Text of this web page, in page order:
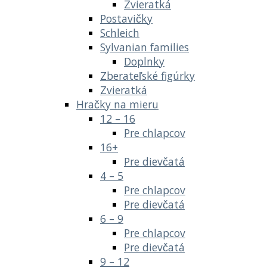
Zvieratká
Postavičky
Schleich
Sylvanian families
Doplnky
Zberateľské figúrky
Zvieratká
Hračky na mieru
12 – 16
Pre chlapcov
16+
Pre dievčatá
4 – 5
Pre chlapcov
Pre dievčatá
6 – 9
Pre chlapcov
Pre dievčatá
9 – 12